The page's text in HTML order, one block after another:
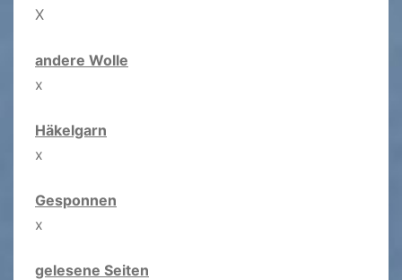
X
andere Wolle
x
Häkelgarn
x
Gesponnen
x
gelesene Seiten